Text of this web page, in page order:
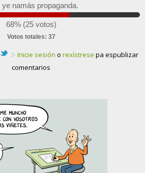
ye namás propaganda.
68% (25 votos)
Votos totales: 37
Inicie sesión o rexístrese pa espublizar
comentarios